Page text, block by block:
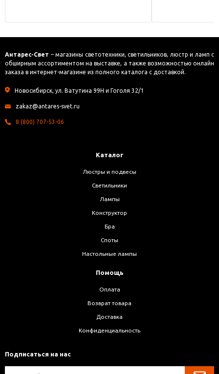
Антарес-Свет – магазины светотехники, светильников, люстр и ламп с
обширным ассортиментом на выставке, а также возможностью онлайн
заказа в интернет-магазине из полного каталога с доставкой.
Новосибирск, ул. Ватутина 99Н и Гоголя 32/1
zakaz@antares-svet.ru
8 (800) 707-53-06
Каталог
Люстры и подвесы
Светильники
Лампы
Конструктор
Бра
Споты
Настольные лампы
Помощь
Оплата
Возврат товара
Доставка
Конфиденциальность
Подписаться на нас